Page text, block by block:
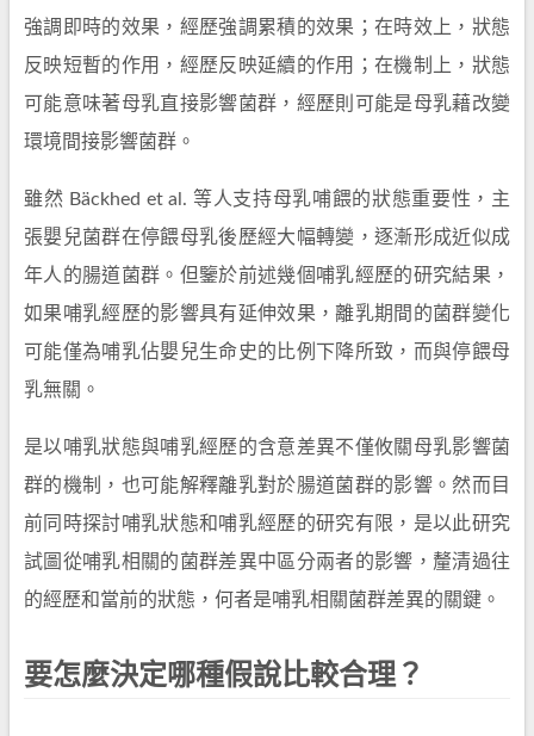
強調即時的效果，經歷強調累積的效果；在時效上，狀態
反映短暫的作用，經歷反映延續的作用；在機制上，狀態
可能意味著母乳直接影響菌群，經歷則可能是母乳藉改變
環境間接影響菌群。
雖然 Bäckhed et al. 等人支持母乳哺餵的狀態重要性，主
張嬰兒菌群在停餵母乳後歷經大幅轉變，逐漸形成近似成
年人的腸道菌群。但鑒於前述幾個哺乳經歷的研究結果，
如果哺乳經歷的影響具有延伸效果，離乳期間的菌群變化
可能僅為哺乳佔嬰兒生命史的比例下降所致，而與停餵母
乳無關。
是以哺乳狀態與哺乳經歷的含意差異不僅攸關母乳影響菌
群的機制，也可能解釋離乳對於腸道菌群的影響。然而目
前同時探討哺乳狀態和哺乳經歷的研究有限，是以此研究
試圖從哺乳相關的菌群差異中區分兩者的影響，釐清過往
的經歷和當前的狀態，何者是哺乳相關菌群差異的關鍵。
要怎麼決定哪種假說比較合理？